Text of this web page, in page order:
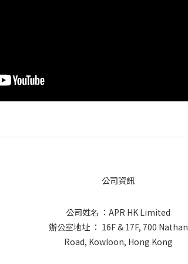
公司資訊
公司姓名 ：APR HK Limited
辦公室地址 ： 16F & 17F, 700 Nathan
Road, Kowloon, Hong Kong